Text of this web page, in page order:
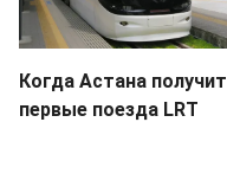
Когда Астана получит
первые поезда LRT